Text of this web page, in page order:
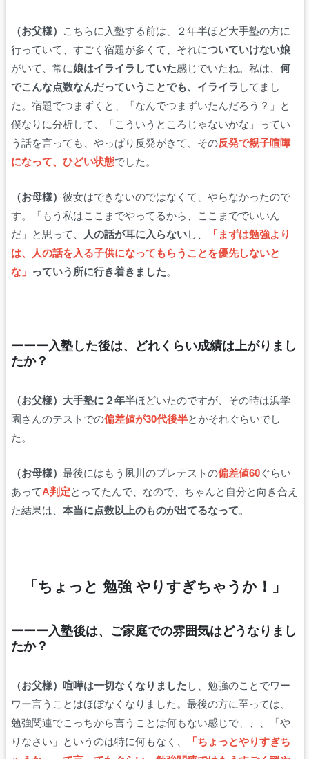
（お父様）
こちらに入塾する前は、２年半ほど大手塾の方に
行っていて、すごく宿題が多くて、それについていけない娘
がいて、常に娘はイライラしていた感じでいたね。私は、 何
でこんな点数なんだっていうことでも、イライラ してまし
た。宿題でつまずくと、「なんでつまずいたんだろう？」と
僕なりに分析して、「こういうところじゃないかな」ってい
う話を言っても、やっぱり反発がきて、その反発で親子喧嘩
になって、ひどい状態でした。
（お母様） 彼女はできないのではなくて、やらなかったので
す。「もう私はここまでやってるから、ここまででいいん
だ」と思って、
人の話が耳に入らないし、
「まずは勉強より
は、人の話を入る子供になってもらうことを優先しないと
な」 っていう所に行き着きました。
ーーー入塾した後は、どれくらい成績は上がりまし
たか？
（お父様）大手塾に２年半ほどいたのですが、その時は浜学
園さんのテストでの偏差値が30代後半とかそれぐらいでし
た。
（お母様） 最後にはもう夙川のプレテストの偏差値60ぐらい
あってA判定とってたんで、なので、ちゃんと自分と向き合え
た結果は、 本当に点数以上のものが出てるなって。
「ちょっと 勉強 やりすぎちゃうか！」
ーーー入塾後は、ご家庭での雰囲気はどうなりまし
たか？
（お父様）喧嘩は一切なくなりました し、勉強のことでワー
ワー言うことはほぼなくなりました。最後の方に至っては、
勉強関連でこっちから言うことは何もない感じで、、、「や
りなさい」というのは特に何もなく、
「ちょっとやりすぎち